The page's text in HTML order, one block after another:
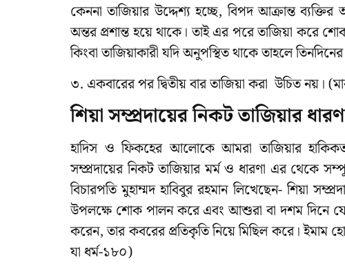
কেননা তাজিয়ার উদ্দেশ্য হচ্ছে, বিপদ আক্রান্ত
অন্তর প্রশান্ত হয়ে থাকে। তাই এর পরে তাজিয়া করে
কিংবা তাজিয়াকারী যদি অনুপস্থিত থাকে তাহলে
৩. একবারের পর দ্বিতীয় বার তাজিয়া করা উচিত নয়।
শিয়া সম্প্রদায়ের নিকট তাজিয়ার
হাদিস ও ফিকহের আলোকে আমরা তাজিয়ার হাকিকত
সম্প্রদায়ের নিকট তাজিয়ার মর্ম ও ধারণা এর থেকে
বিচারপতি মুহাম্মদ হাবিবুর রহমান লিখেছেন- শিয়া
উপলক্ষে শোক পালন করে এবং আশুরা বা দশম দিনে
করেন, তার কবরের প্রতিকৃতি নিয়ে মিছিল করে। ইমাম
যা ধর্ম-১৮০)